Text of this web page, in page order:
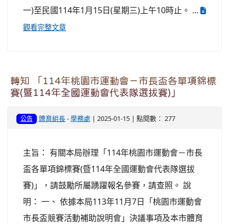
一)至民國114年1月15日(星期三)上午10時止。 ...
觀看完整文章
轉知 「114年桃園市運動會－市長盃各單項錦標
賽(暨114年全國運動會代表隊選拔賽)」
公告 體育組長-學務處 | 2025-01-15 | 點閱數： 277
主旨： 有關本局辦理「114年桃園市運動會－市長
盃各單項錦標賽(暨114年全國運動會代表隊選拔
賽)」，請鼓勵所屬踴躍報名參賽，請查照。 說
明： 一、 依據本局113年11月7日「桃園市運動會
市長盃競賽活動補助說明會」決議事項及本市體育